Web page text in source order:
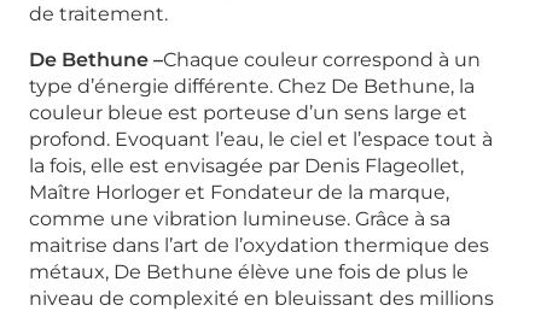
de traitement.
De Bethune –Chaque couleur correspond à un
type d’énergie différente. Chez De Bethune, la
couleur bleue est porteuse d’un sens large et
profond. Evoquant l’eau, le ciel et l’espace tout à
la fois, elle est envisagée par Denis Flageollet,
Maître Horloger et Fondateur de la marque,
comme une vibration lumineuse. Grâce à sa
maitrise dans l’art de l’oxydation thermique des
métaux, De Bethune élève une fois de plus le
niveau de complexité en bleuissant des millions